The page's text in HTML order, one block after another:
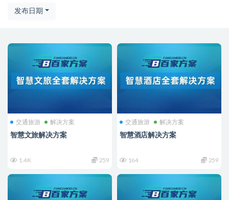
发布日期
交通旅游 解决方案
智慧文旅解决方案
1.4K 259
交通旅游 解决方案
智慧酒店解决方案
164 259